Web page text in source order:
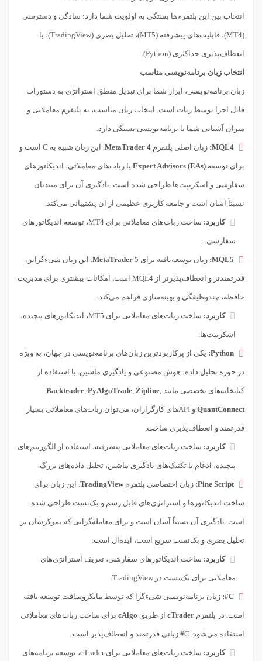
انتخاب بین این پلتفرم‌ها بستگی به اولویت شما دارد: سادگی و دسترسی
(MT4)، قابلیت‌های پیشرفته (MT5)، تحلیل بصری (TradingView)، یا
انعطاف‌پذیری حداکثری (Python).
انتخاب زبان برنامه‌نویسی مناسب
زبان برنامه‌نویسی، ابزار شما برای تبدیل منطق استراتژی به دستورات
قابل اجرا توسط ربات است. انتخاب زبان مناسب، به پلتفرم معاملاتی و
میزان آشنایی شما با برنامه‌نویسی بستگی دارد.
MQL4: زبان اصلی پلتفرم MetaTrader 4 . این زبان شبیه به C است و
برای توسعه Expert Advisors (EAs) یا ربات‌های معاملاتی، اندیکاتورهای
سفارشی و اسکریپت‌ها طراحی شده است. یادگیری آن برای مبتدیان
نسبتاً آسان است و جامعه کاربری عظیمی از آن پشتیبانی می‌کند.
کاربرد: ساخت ربات‌های معاملاتی برای MT4، توسعه اندیکاتورهای
سفارشی.
MQL5: زبان توسعه‌یافته برای MetaTrader 5. این زبان شیءگراتر،
قدرتمندتر و انعطاف‌پذیرتر از MQL4 است. امکانات بیشتری برای مدیریت
حافظه، چندوظیفگی و بهینه‌سازی فراهم می‌کند.
کاربرد: ساخت ربات‌های معاملاتی برای MT5، اندیکاتورهای پیچیده،
اسکریپت‌ها.
Python: یکی از پرکاربردترین زبان‌های برنامه‌نویسی در جهان، به ویژه
در حوزه تحلیل داده، هوش مصنوعی و یادگیری ماشین. با استفاده از
کتابخانه‌های تخصصی مانند Backtrader, PyAlgoTrade, Zipline,
QuantConnect و APIهای کارگزاران، می‌توان ربات‌های معاملاتی بسیار
قدرتمند و انعطاف‌پذیری ساخت.
کاربرد: ساخت ربات‌های معاملاتی پیشرفته، استفاده از الگوریتم‌های
پیچیده، ادغام با تکنیک‌های یادگیری ماشین، تحلیل داده‌های بزرگ.
Pine Script: زبان اختصاصی پلتفرمTradingView. این زبان برای
ساخت اندیکاتورها و استراتژی‌های قابل رسم و بک‌تست طراحی شده
است. یادگیری آن نسبتاً آسان است و برای معامله‌گرانی که تمرکزشان بر
تحلیل بصری و بک‌تست سریع است، ایده‌آل است.
کاربرد: ساخت اندیکاتورهای سفارشی، تعریف استراتژی‌های
معاملاتی برای بک‌تست در TradingView.
C#: زبان برنامه‌نویسی شیءگرا که توسط مایکروسافت توسعه یافته
است. در پلتفرم cTrader از طریق cAlgo برای ساخت ربات‌های معاملاتی
استفاده می‌شود. C# زبانی قدرتمند و انعطاف‌پذیر است.
کاربرد: ساخت ربات‌های معاملاتی برای cTrader، توسعه برنامه‌های